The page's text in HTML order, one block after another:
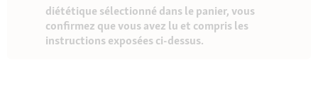
diététique sélectionné dans le panier, vous
confirmez que vous avez lu et compris les
instructions exposées ci-dessus.